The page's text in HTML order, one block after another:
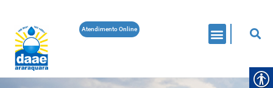
Atendimento Online